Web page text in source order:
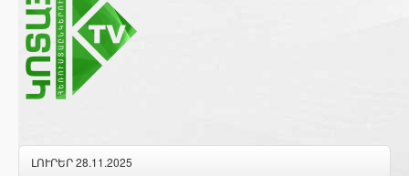
ԼՈՒՐԵՐ 28.11.2025